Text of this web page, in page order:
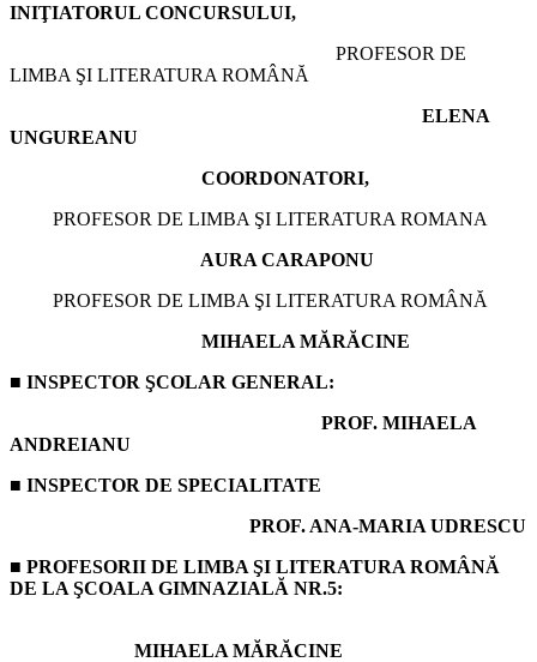
INIŢIATORUL CONCURSULUI,
PROFESOR DE
LIMBA ŞI LITERATURA ROMÂNĂ
ELENA
UNGUREANU
COORDONATORI,
PROFESOR DE LIMBA ŞI LITERATURA ROMANA
AURA CARAPONU
PROFESOR DE LIMBA ŞI LITERATURA ROMÂNĂ
MIHAELA MĂRĂCINE
■ INSPECTOR ŞCOLAR GENERAL:
PROF. MIHAELA
ANDREIANU
■ INSPECTOR DE SPECIALITATE
PROF. ANA-MARIA UDRESCU
■ PROFESORII DE LIMBA ŞI LITERATURA ROMÂNĂ
DE LA ŞCOALA GIMNAZIALĂ NR.5:
MIHAELA MĂRĂCINE